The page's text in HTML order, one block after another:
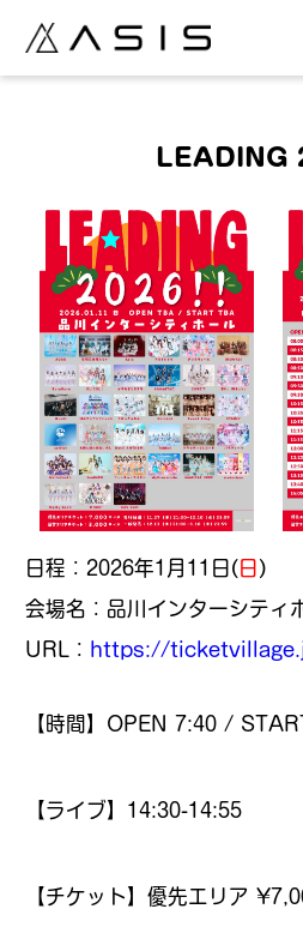
LEADING
日程：2026年1月11日( 日 )
会場名：品川インターシティ
URL： https://
【時間】OPEN 7:40 /
【ライブ】14:30-14:55
【チケット】優先エリア